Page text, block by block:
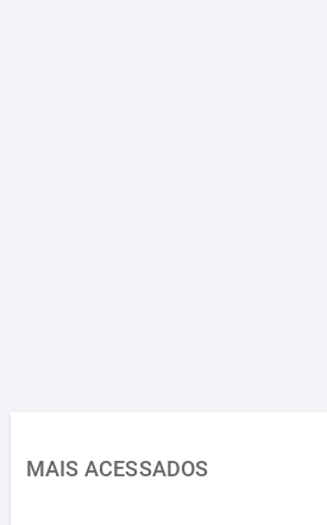
MAIS ACESSADOS